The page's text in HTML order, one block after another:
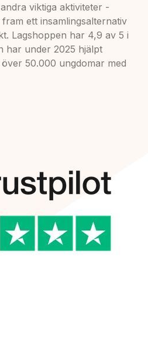
viktiga aktiviteter -
ett insamlingsalternativ
Lagshoppen har 4,9 av 5 i
har under 2025 hjälpt
50.000 ungdomar med